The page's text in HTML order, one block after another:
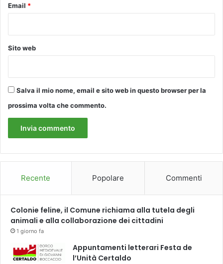
a
r
i
s
c
h
c
h
t
Email *
Sito web
Salva il mio nome, email e sito web in questo browser per la
prossima volta che commento.
Recente Popolare Commenti
Colonie feline, il Comune richiama alla tutela degli
animali e alla collaborazione dei cittadini
1 giorno fa
Appuntamenti letterari Festa de
l’Unità Certaldo